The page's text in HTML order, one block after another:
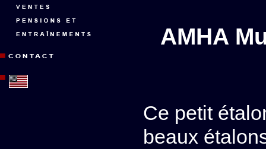
AMHA
Ce petit
beaux